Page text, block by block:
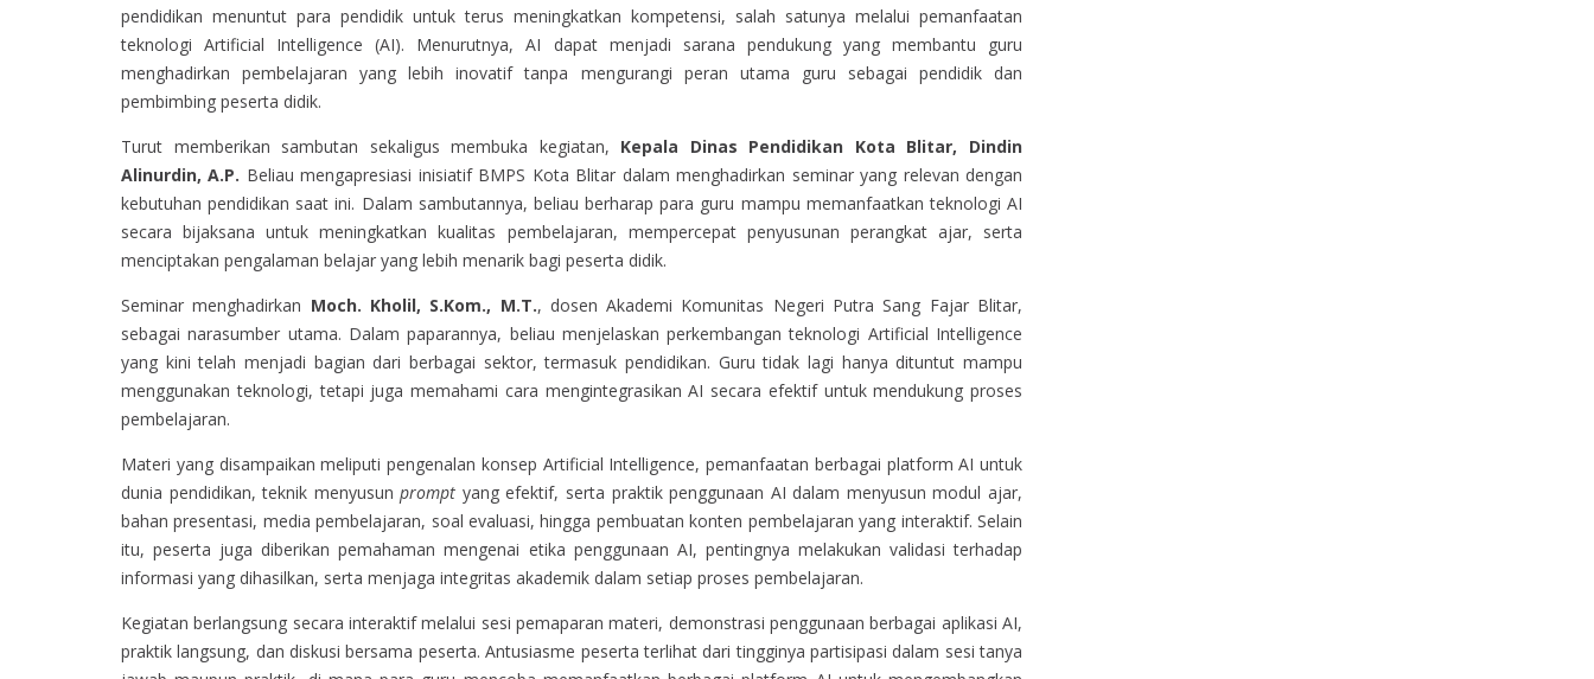
pendidikan menuntut para pendidik untuk terus meningkatkan kompetensi, salah satunya melalui pemanfaatan
teknologi Artificial Intelligence (AI). Menurutnya, AI dapat menjadi sarana pendukung yang membantu guru
menghadirkan pembelajaran yang lebih inovatif tanpa mengurangi peran utama guru sebagai pendidik dan
pembimbing peserta didik.
Turut memberikan sambutan sekaligus membuka kegiatan, Kepala Dinas Pendidikan Kota Blitar, Dindin
Alinurdin, A.P. Beliau mengapresiasi inisiatif BMPS Kota Blitar dalam menghadirkan seminar yang relevan dengan
kebutuhan pendidikan saat ini. Dalam sambutannya, beliau berharap para guru mampu memanfaatkan teknologi AI
secara bijaksana untuk meningkatkan kualitas pembelajaran, mempercepat penyusunan perangkat ajar, serta
menciptakan pengalaman belajar yang lebih menarik bagi peserta didik.
Seminar menghadirkan Moch. Kholil, S.Kom., M.T., dosen Akademi Komunitas Negeri Putra Sang Fajar Blitar,
sebagai narasumber utama. Dalam paparannya, beliau menjelaskan perkembangan teknologi Artificial Intelligence
yang kini telah menjadi bagian dari berbagai sektor, termasuk pendidikan. Guru tidak lagi hanya dituntut mampu
menggunakan teknologi, tetapi juga memahami cara mengintegrasikan AI secara efektif untuk mendukung proses
pembelajaran.
Materi yang disampaikan meliputi pengenalan konsep Artificial Intelligence, pemanfaatan berbagai platform AI untuk
dunia pendidikan, teknik menyusunprompt yang efektif, serta praktik penggunaan AI dalam menyusun modul ajar,
bahan presentasi, media pembelajaran, soal evaluasi, hingga pembuatan konten pembelajaran yang interaktif. Selain
itu, peserta juga diberikan pemahaman mengenai etika penggunaan AI, pentingnya melakukan validasi terhadap
informasi yang dihasilkan, serta menjaga integritas akademik dalam setiap proses pembelajaran.
Kegiatan berlangsung secara interaktif melalui sesi pemaparan materi, demonstrasi penggunaan berbagai aplikasi AI,
praktik langsung, dan diskusi bersama peserta. Antusiasme peserta terlihat dari tingginya partisipasi dalam sesi tanya